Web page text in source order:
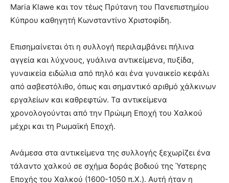
Maria Klawe και τον τέως Πρύτανη του Πανεπιστημίου
Κύπρου καθηγητή Κωνσταντίνο Χριστοφίδη.
Επισημαίνεται ότι η συλλογή περιλαμβάνει πήλινα
αγγεία και λύχνους, γυάλινα αντικείμενα, πυξίδα,
γυναικεία ειδώλια από πηλό και ένα γυναικείο κεφάλι
από ασβεστόλιθο, όπως και σημαντικό αριθμό χάλκινων
εργαλείων και καθρεφτών. Τα αντικείμενα
χρονολογούνται από την Πρώιμη Εποχή του Χαλκού
μέχρι και τη Ρωμαϊκή Εποχή.
Ανάμεσα στα αντικείμενα της συλλογής ξεχωρίζει ένα
τάλαντο χαλκού σε σχήμα δοράς βοδιού της Ύστερης
Εποχής του Χαλκού (1600-1050 π.Χ.). Αυτή ήταν η